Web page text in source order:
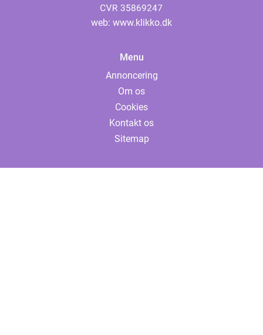
web: www.klikko.dk
Menu
Annoncering
Om os
Cookies
Kontakt os
Sitemap